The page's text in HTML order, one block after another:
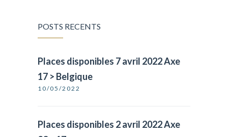
POSTS RECENTS
Places disponibles 7 avril 2022 Axe
17 > Belgique
10/05/2022
Places disponibles 2 avril 2022 Axe